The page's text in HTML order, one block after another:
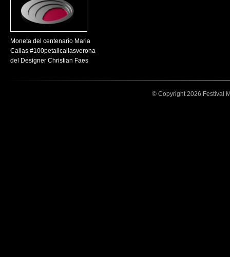
Moneta del centenario Maria
Callas #100petalicallasverona
del Designer Christian Faes
© Copyright 2026 Festival